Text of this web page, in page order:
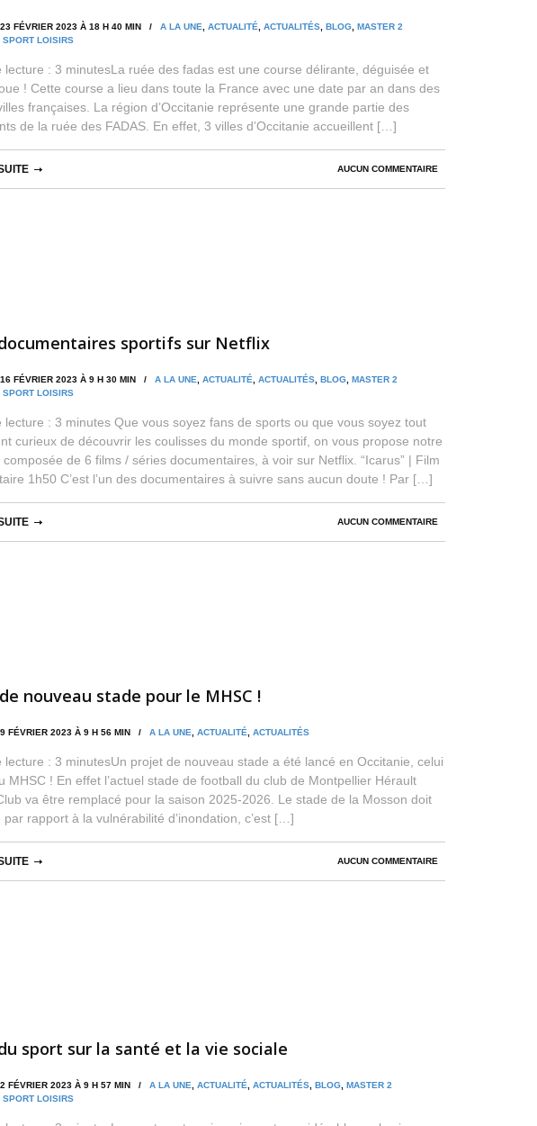
23 FÉVRIER 2023 À 18 H 40 MIN / A LA UNE ACTUALITÉ ACTUALITÉS BLOG MASTER 2
SPORT LOISIRS
lecture : 3 minutesLa ruée des fadas est une course délirante, déguisée et
! Cette course a lieu dans toute la France avec une date par an dans des
françaises. La région d’Occitanie représente une grande partie des
de la ruée des FADAS. En effet, 3 villes d’Occitanie accueillent […]
AUCUN COMMENTAIRE
sportifs sur Netflix
16 FÉVRIER 2023 À 9 H 30 MIN / A LA UNE ACTUALITÉ ACTUALITÉS BLOG MASTER 2
SPORT LOISIRS
lecture : 3 minutes Que vous soyez fans de sports ou que vous soyez tout
curieux de découvrir les coulisses du monde sportif, on vous propose notre
de 6 films / séries documentaires, à voir sur Netflix. “Icarus” | Film
1h50 C’est l’un des documentaires à suivre sans aucun doute ! Par […]
AUCUN COMMENTAIRE
nouveau stade pour le MHSC !
9 FÉVRIER 2023 À 9 H 56 MIN / A LA UNE ACTUALITÉ ACTUALITÉS
lecture : 3 minutesUn projet de nouveau stade a été lancé en Occitanie, celui
MHSC ! En effet l’actuel stade de football du club de Montpellier Hérault
va être remplacé pour la saison 2025-2026. Le stade de la Mosson doit
par rapport à la vulnérabilité d’inondation, c’est […]
AUCUN COMMENTAIRE
sport sur la santé et la vie sociale
2 FÉVRIER 2023 À 9 H 57 MIN / A LA UNE, ACTUALITÉ, ACTUALITÉS, BLOG, MASTER 2
SPORT LOISIRS